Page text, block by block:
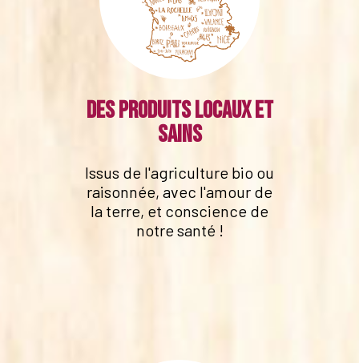
Des produits locaux et
sains
Issus de l'agriculture bio ou
raisonnée, avec l'amour de
la terre, et conscience de
notre santé !